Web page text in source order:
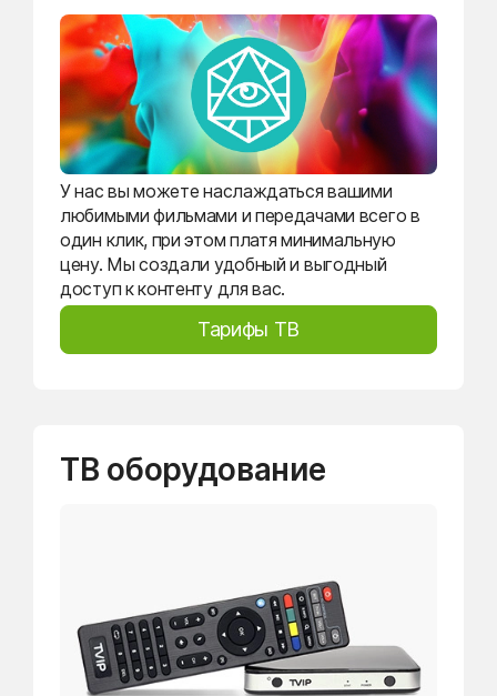
У нас вы можете наслаждаться вашими
любимыми фильмами и передачами всего в
один клик, при этом платя минимальную
цену. Мы создали удобный и выгодный
доступ к контенту для вас.
Тарифы ТВ
ТВ оборудование